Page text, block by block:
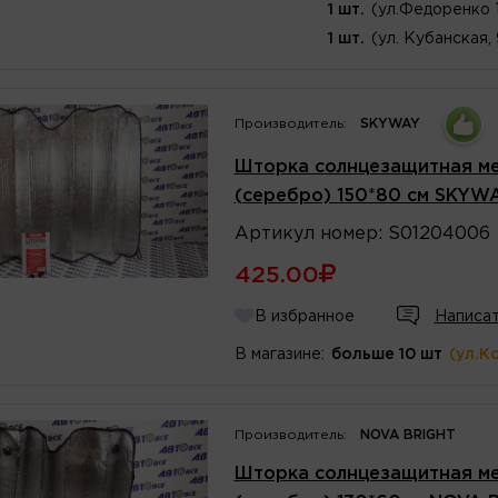
1 шт. (ул.Федоренко
1 шт. (ул.
Производитель: SKYWAY
Шторка солнцезащитная
(серебро) 150*80 см
Артикул номер : S01204006
425.00
В избранное
В магазине: больше 10 шт
Производитель: NOVA BRIGHT
Шторка солнцезащитная